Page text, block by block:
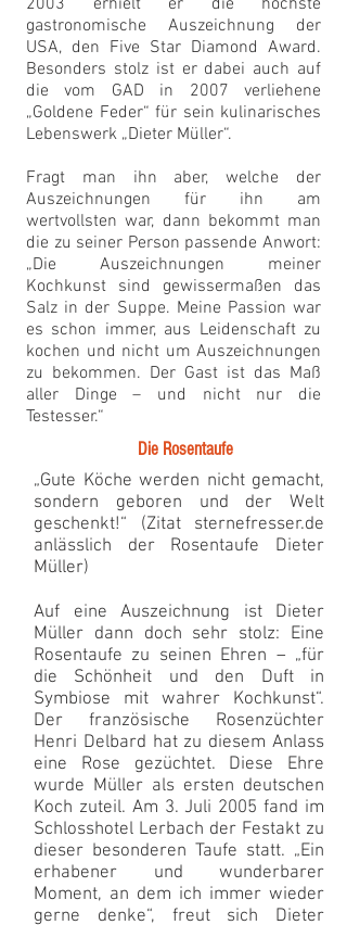
2003 erhielt er die höchste
gastronomische Auszeichnung der
USA, den Five Star Diamond Award.
Besonders stolz ist er dabei auch auf
die vom GAD in 2007 verliehene
„Goldene Feder“ für sein kulinarisches
Lebenswerk „Dieter Müller“.
Fragt man ihn aber, welche der
Auszeichnungen für ihn am
wertvollsten war, dann bekommt man
die zu seiner Person passende Anwort:
„Die Auszeichnungen meiner
Kochkunst sind gewissermaßen das
Salz in der Suppe. Meine Passion war
es schon immer, aus Leidenschaft zu
kochen und nicht um Auszeichnungen
zu bekommen. Der Gast ist das Maß
aller Dinge – und nicht nur die
Testesser.“
Die Rosentaufe
„Gute Köche werden nicht gemacht,
sondern geboren und der Welt
geschenkt!“ (Zitat sternefresser.de
anlässlich der Rosentaufe Dieter
Müller)
Auf eine Auszeichnung ist Dieter
Müller dann doch sehr stolz: Eine
Rosentaufe zu seinen Ehren – „für
die Schönheit und den Duft in
Symbiose mit wahrer Kochkunst“.
Der französische Rosenzüchter
Henri Delbard hat zu diesem Anlass
eine Rose gezüchtet. Diese Ehre
wurde Müller als ersten deutschen
Koch zuteil. Am 3. Juli 2005 fand im
Schlosshotel Lerbach der Festakt zu
dieser besonderen Taufe statt. „Ein
erhabener und wunderbarer
Moment, an dem ich immer wieder
gerne denke“, freut sich Dieter